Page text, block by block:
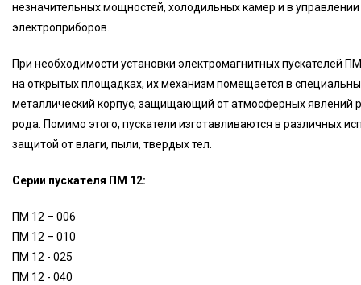
незначительных мощностей, холодильных камер и в управлении
электроприборов.
При необходимости установки электромагнитных пускателей
на открытых площадках, их механизм помещается в
металлический корпус, защищающий от атмосферных явлений
рода. Помимо этого, пускатели изготавливаются в различных
защитой от влаги, пыли, твердых тел.
Серии пускателя ПМ 12:
ПМ 12 – 006
ПМ 12 – 010
ПМ 12 - 025
ПМ 12 - 040